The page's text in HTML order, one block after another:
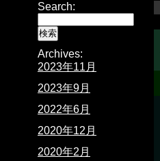
Search:
Archives:
2023年11月
2023年9月
2022年6月
2020年12月
2020年2月